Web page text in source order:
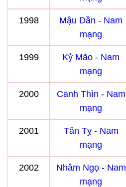
1998
Mậu Dần - Nam
mạng
1999
Kỷ Mão - Nam
mạng
2000
Canh Thìn - Nam
mạng
2001
Tân Tỵ - Nam
mạng
2002
Nhâm Ngọ - Nam
mạng